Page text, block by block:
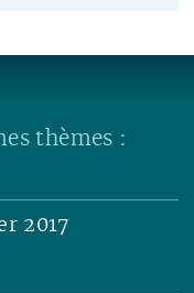
thèmes :
2017